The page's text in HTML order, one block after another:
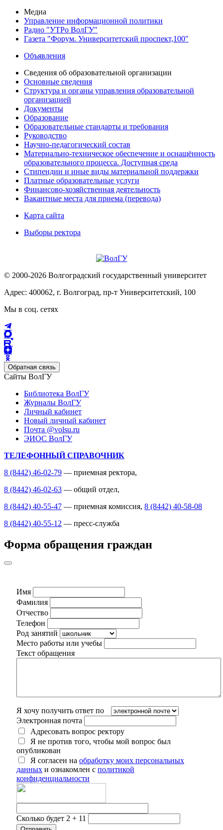
Медиа
Управление информационной политики
Радио "УТРо ВолГУ"
Газета "Форум. Университетский проспект,100"
Объявления
Сведения об образовательной организации
Основные сведения
Структура и органы управления образовательной
организацией
Документы
Образование
Образовательные стандарты и требования
Руководство
Научно-педагогический состав
Материально-техническое обеспечение и оснащённость
образовательного процесса. Доступная среда
Стипендии и иные виды материальной поддержки
Платные образовательные услуги
Финансово-хозяйственная деятельность
Вакантные места для приема (перевода)
Карта сайта
Выборы ректора
© 2000-2026 Волгоградский государственный университет
Адрес: 400062, г. Волгоград, пр-т Университетский, 100
Мы в соц. сетях
Обратная связь
Сайты ВолГУ
Библиотека ВолГУ
Журналы ВолГУ
Личный кабинет
Новый личный кабинет
Почта @volsu.ru
ЭИОС ВолГУ
ТЕЛЕФОННЫЙ СПРАВОЧНИК
8 (8442) 46-02-79 — приемная ректора,
8 (8442) 46-02-63 — общий отдел,
8 (8442) 40-55-47 — приемная комиссия, 8 (8442) 40-58-08
8 (8442) 40-55-12 — пресс-служба
Форма обращения граждан
Имя
Фамилия
Отчество
Телефон
Род занятий
Место работы или учебы
Текст обращения
Я хочу получить ответ по
Электронная почта
Адресовать вопрос ректору
Я не против того, чтобы мой вопрос был
опубликован
Я согласен на обработку моих персональных
данных и ознакомлен с политикой
конфиденциальности
Сколько будет 2 + 11